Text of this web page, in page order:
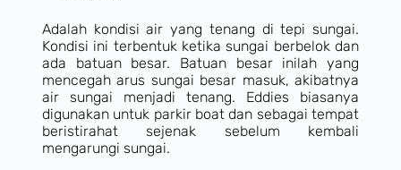
Adalah kondisi air yang tenang di tepi sungai.
Kondisi ini terbentuk ketika sungai berbelok dan
ada batuan besar. Batuan besar inilah yang
mencegah arus sungai besar masuk, akibatnya
air sungai menjadi tenang. Eddies biasanya
digunakan untuk parkir boat dan sebagai tempat
beristirahat sejenak sebelum kembali
mengarungi sungai.